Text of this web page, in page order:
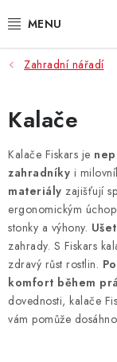
na
ZAHRADA, LES
DÍLNA, STAVBA
MILWAUKEE
PROFI STROJE
PRODEJNY
SLUŽBY
Zahradní nářadí
Kalače
Kalače Fiskars je
zahradníky i
materiály zajišťují
ergonomickým
stonky a výhony.
zahrady. S Fiskars
zdravý růst rostlin.
komfort během
dovednosti, kalače
vám pomůže